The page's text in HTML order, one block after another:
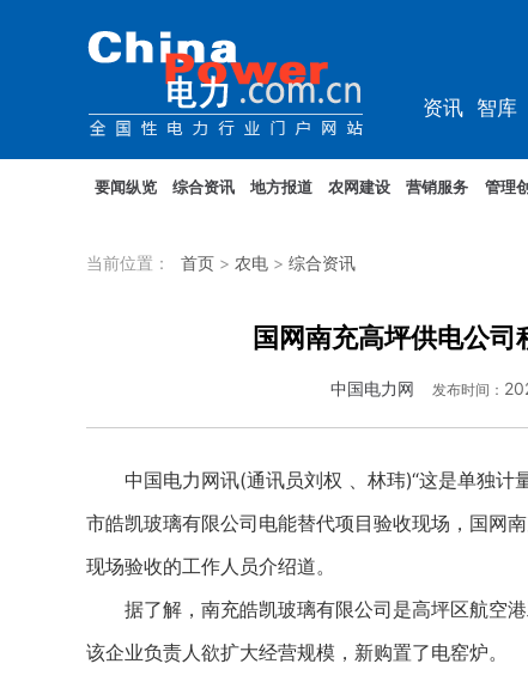
资讯 智库
要闻纵览 综合资讯 地方报道 农网建设 营销服务 管理
当前位置： 首页 > 农电 > 综合资讯
国网南充高坪供电公
中国电力网 发布时间：
中国电力网讯(通讯员刘权 、林玮)“这是单独计
市皓凯玻璃有限公司电能替代项目验收现场，国网
现场验收的工作人员介绍道。
据了解，南充皓凯玻璃有限公司是高坪区航空港
该企业负责人欲扩大经营规模，新购置了电窑炉。